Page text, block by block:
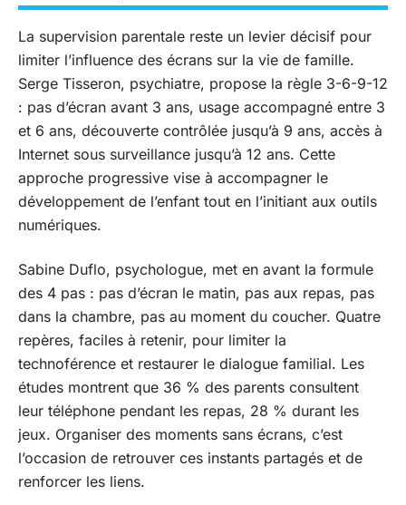
La supervision parentale reste un levier décisif pour
limiter l’influence des écrans sur la vie de famille.
Serge Tisseron, psychiatre, propose la règle 3-6-9-12
: pas d’écran avant 3 ans, usage accompagné entre 3
et 6 ans, découverte contrôlée jusqu’à 9 ans, accès à
Internet sous surveillance jusqu’à 12 ans. Cette
approche progressive vise à accompagner le
développement de l’enfant tout en l’initiant aux outils
numériques.
Sabine Duflo, psychologue, met en avant la formule
des 4 pas : pas d’écran le matin, pas aux repas, pas
dans la chambre, pas au moment du coucher. Quatre
repères, faciles à retenir, pour limiter la
technoférence et restaurer le dialogue familial. Les
études montrent que 36 % des parents consultent
leur téléphone pendant les repas, 28 % durant les
jeux. Organiser des moments sans écrans, c’est
l’occasion de retrouver ces instants partagés et de
renforcer les liens.